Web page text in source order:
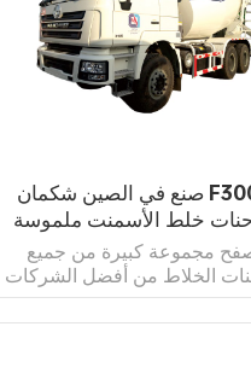
صنع في الصين شكمان F3000
خلط الأسمنت ملموسة
للبيع السعر
مجموعة كبيرة من جميع
الخلاط من أفضل الشركات
الموديلات الشهيرة
MAN 9.5T و WP10.340E22 + PTO و